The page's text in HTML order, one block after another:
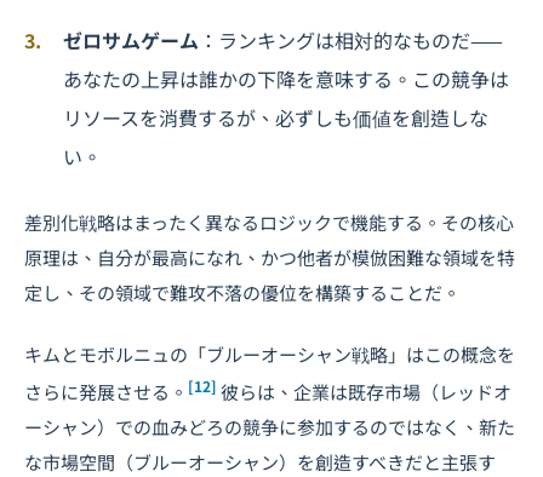
ゼロサムゲーム ：ランキングは相対的なものだ——
あなたの上昇は誰かの下降を意味する。この競争は
リソースを消費するが、必ずしも価値を創造しな
い。
差別化戦略はまったく異なるロジックで機能する。その核心
原理は、自分が最高になれ、かつ他者が模倣困難な領域を特
定し、その領域で難攻不落の優位を構築することだ。
キムとモボルニュの「ブルーオーシャン戦略」はこの概念を
さらに発展させる。 [12] 彼らは、企業は既存市場（レッドオ
ーシャン）での血みどろの競争に参加するのではなく、新た
な市場空間（ブルーオーシャン）を創造すべきだと主張す